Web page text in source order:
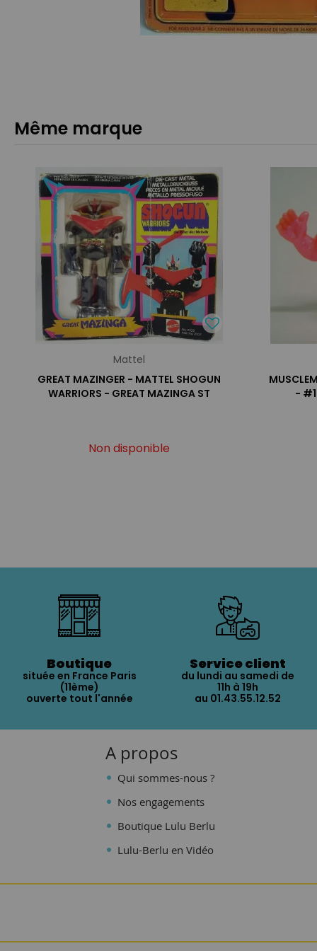
Même marque
Mattel
GREAT MAZINGER - MATTEL SHOGUN
WARRIORS - GREAT MAZINGA ST
Non disponible
-
Boutique
située en France Paris
(11ème)
ouverte tout l'année
Service client
du lundi au samedi de
11h à 19h
au 01.43.55.12.52
A propos
Qui sommes-nous ?
Nos engagements
Boutique Lulu Berlu
Lulu-Berlu en Vidéo